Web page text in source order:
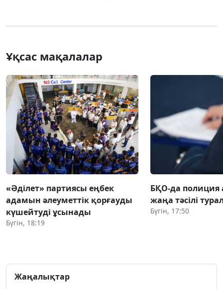
Ұқсас мақалалар
«Әділет» партиясы еңбек
адамын әлеуметтік қорғауды
күшейтуді ұсынады
Бүгін, 18:19
БҚО-да полиция
жаңа тәсілі
Бүгін, 17:50
Жаңалықтар